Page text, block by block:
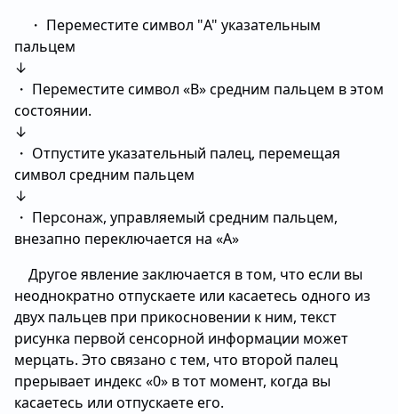
・ Переместите символ "A" указательным
пальцем
↓
・ Переместите символ «B» средним пальцем в этом
состоянии.
↓
・ Отпустите указательный палец, перемещая
символ средним пальцем
↓
・ Персонаж, управляемый средним пальцем,
внезапно переключается на «А»
Другое явление заключается в том, что если вы
неоднократно отпускаете или касаетесь одного из
двух пальцев при прикосновении к ним, текст
рисунка первой сенсорной информации может
мерцать. Это связано с тем, что второй палец
прерывает индекс «0» в тот момент, когда вы
касаетесь или отпускаете его.